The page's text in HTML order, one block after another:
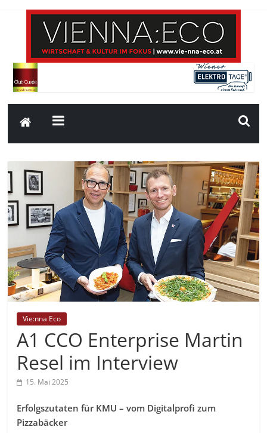
Vie:nna Eco
A1 CCO Enterprise Martin
Resel im Interview
15. Mai 2025
Erfolgszutaten für KMU – vom Digitalprofi zum
Pizzabäcker